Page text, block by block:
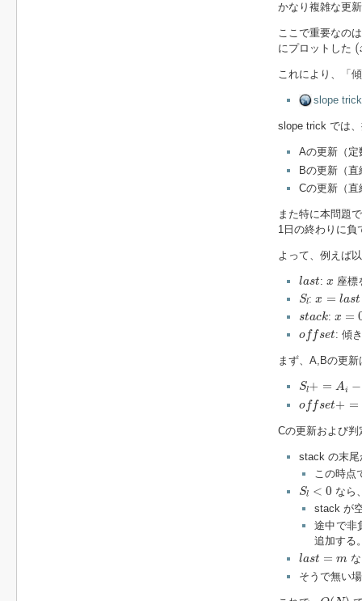
かなり複雑な更
ここで重要なの
にプロットした (
(
これにより、「
slope
slope trick では
Aの更新（
Bの更新（
Cの更新（
また特に本問題
1日の終わりに負
よって、例えば
last
la t : x
x 座標
Sl
Sl :x = last
s
stack
t k: x =
of fset
fse : 傾
まず、A,Bの更
Sl+ = Ai −
Sl + −B
offset+ =
fse + =
Cの更新および判
stack の末尾
この時点
Sl < 0
Sl 0
なら
stack が
途中で非
追加する
last = m
la t=
そうで無い
O(N)